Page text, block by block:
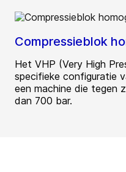
Compressieblok
Het VHP (Very High
specifieke configuratie
een machine die tegen
dan 700 bar.